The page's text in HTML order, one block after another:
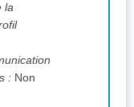
la
: Non